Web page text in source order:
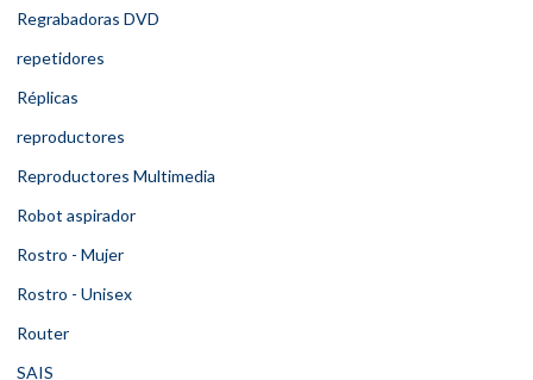
Regrabadoras DVD
repetidores
Réplicas
reproductores
Reproductores Multimedia
Robot aspirador
Rostro - Mujer
Rostro - Unisex
Router
SAIS